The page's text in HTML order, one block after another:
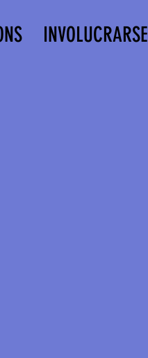
INVOLUCRARSE